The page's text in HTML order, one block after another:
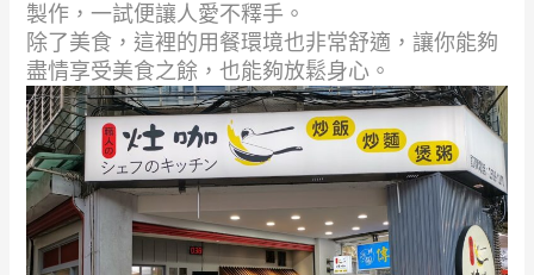
製作，一試便讓人愛不釋手。
除了美食，這裡的用餐環境也非常舒適，讓你能夠
盡情享受美食之餘，也能夠放鬆身心。